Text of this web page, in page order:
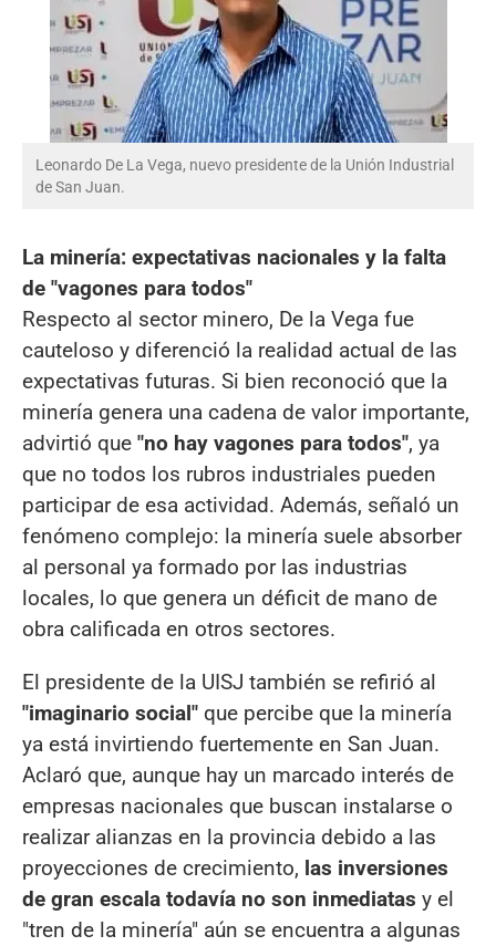
Leonardo De La Vega, nuevo presidente de la Unión Industrial
de San Juan.
La minería: expectativas nacionales y la falta
de "vagones para todos"
Respecto al sector minero, De la Vega fue
cauteloso y diferenció la realidad actual de las
expectativas futuras. Si bien reconoció que la
minería genera una cadena de valor importante,
advirtió que "no hay vagones para todos", ya
que no todos los rubros industriales pueden
participar de esa actividad. Además, señaló un
fenómeno complejo: la minería suele absorber
al personal ya formado por las industrias
locales, lo que genera un déficit de mano de
obra calificada en otros sectores.
El presidente de la UISJ también se refirió al
"imaginario social" que percibe que la minería
ya está invirtiendo fuertemente en San Juan.
Aclaró que, aunque hay un marcado interés de
empresas nacionales que buscan instalarse o
realizar alianzas en la provincia debido a las
proyecciones de crecimiento, las inversiones
de gran escala todavía no son inmediatas y el
"tren de la minería" aún se encuentra a algunas